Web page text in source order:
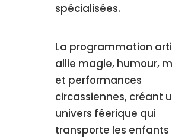
spécialisées.
La programmation
allie magie, humour,
et performances
circassiennes, créant
univers féerique qui
transporte les enfants